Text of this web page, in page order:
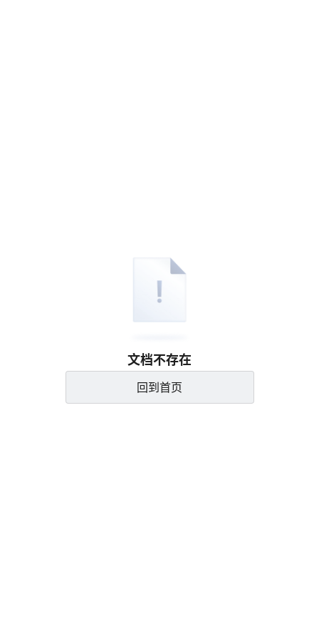
文档不存在
回到首页